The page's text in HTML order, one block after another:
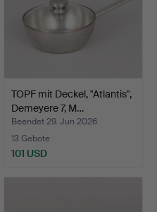
TOPF mit Deckel, "Atlantis",
Demeyere 7, M…
Beendet 29. Jun 2026
13 Gebote
101 USD